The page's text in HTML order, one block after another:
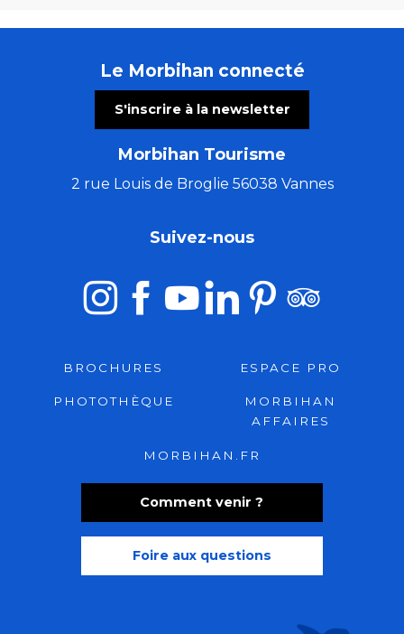
Le Morbihan connecté
S'inscrire à la newsletter
Morbihan Tourisme
2 rue Louis de Broglie 56038 Vannes
Comment venir ?
Foire aux questions
Suivez-nous
BROCHURES ESPACE PRO
PHOTOTHÈQUE
MORBIHAN
AFFAIRES
MORBIHAN.FR